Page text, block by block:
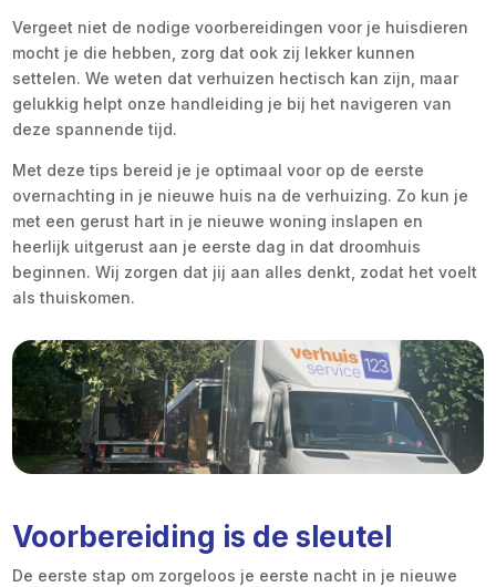
Vergeet niet de nodige voorbereidingen voor je huisdieren
mocht je die hebben, zorg dat ook zij lekker kunnen
settelen. We weten dat verhuizen hectisch kan zijn, maar
gelukkig helpt onze handleiding je bij het navigeren van
deze spannende tijd.
Met deze tips bereid je je optimaal voor op de eerste
overnachting in je nieuwe huis na de verhuizing. Zo kun je
met een gerust hart in je nieuwe woning inslapen en
heerlijk uitgerust aan je eerste dag in dat droomhuis
beginnen. Wij zorgen dat jij aan alles denkt, zodat het voelt
als thuiskomen.
Voorbereiding is de sleutel
De eerste stap om zorgeloos je eerste nacht in je nieuwe